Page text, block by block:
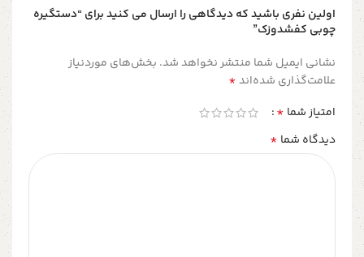
اولین نفری باشید که دیدگاهی را ارسال می کنید برای “دستگیره
چوبی کفشدوزک”
نشانی ایمیل شما منتشر نخواهد شد. بخش‌های موردنیاز
علامت‌گذاری شده‌اند*
امتیاز شما *
دیدگاه شما *